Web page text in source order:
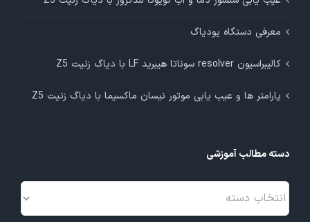
معرفی دستگاه یودیاگ
کالیبراسیون resolver سوناتا هیبرید LF با دیاگ زنیت Z5
پارامتر ها و عیب یابی موتور نیسان ماکسیما با دیاگ زنیت Z5
دسته مطالب آموزشی
دسته